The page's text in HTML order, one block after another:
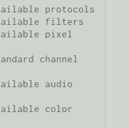
protocols
filters
pixel
channel
audio
color